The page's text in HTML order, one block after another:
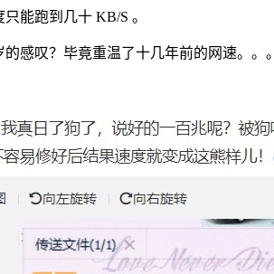
能跑到几十 KB/S 。
感叹？毕竟重温了十几年前的网速。。。